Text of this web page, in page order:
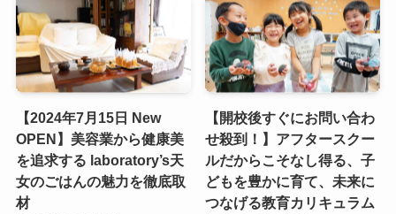
【2024年7月15日 New
OPEN】美容業から健康美
を追求する laboratory’s天
女のごはんの魅力を徹底取
材
【開校後すぐにお問い合わ
せ殺到！】アフタースクー
ルだからこそなし得る、子
どもを豊かに育て、未来に
つなげる教育カリキュラム